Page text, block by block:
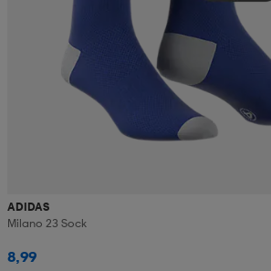
ADIDAS
Milano 23 Sock
8,99